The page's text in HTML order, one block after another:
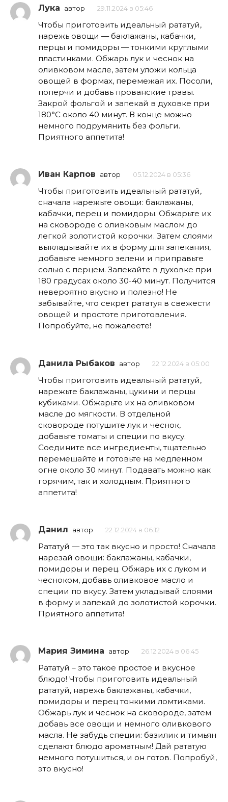
Лука автор 29.11.2024 в 05:46
Чтобы приготовить идеальный рататуй,
нарежь овощи — баклажаны, кабачки,
перцы и помидоры — тонкими круглыми
пластинками. Обжарь лук и чеснок на
оливковом масле, затем уложи кольца
овощей в формах, перемежая их. Посоли,
поперчи и добавь прованские травы.
Закрой фольгой и запекай в духовке при
180°C около 40 минут. В конце можно
немного подрумянить без фольги.
Приятного аппетита!
Иван Карпов автор 05.12.2024 в 05:36
Чтобы приготовить идеальный рататуй,
сначала нарежьте овощи: баклажаны,
кабачки, перец и помидоры. Обжарьте их
на сковороде с оливковым маслом до
легкой золотистой корочки. Затем слоями
выкладывайте их в форму для запекания,
добавьте немного зелени и приправьте
солью с перцем. Запекайте в духовке при
180 градусах около 30-40 минут. Получится
невероятно вкусно и полезно! Не
забывайте, что секрет рататуя в свежести
овощей и простоте приготовления.
Попробуйте, не пожалеете!
Данила Рыбаков автор 22.12.2024 в 05:00
Чтобы приготовить идеальный рататуй,
нарежьте баклажаны, цукини и перцы
кубиками. Обжарьте их на оливковом
масле до мягкости. В отдельной
сковороде потушите лук и чеснок,
добавьте томаты и специи по вкусу.
Соедините все ингредиенты, тщательно
перемешайте и готовьте на медленном
огне около 30 минут. Подавать можно как
горячим, так и холодным. Приятного
аппетита!
Данил автор 22.12.2024 в 06:12
Рататуй — это так вкусно и просто! Сначала
нарезай овощи: баклажаны, кабачки,
помидоры и перец. Обжарь их с луком и
чесноком, добавь оливковое масло и
специи по вкусу. Затем укладывай слоями
в форму и запекай до золотистой корочки.
Приятного аппетита!
Мария Зимина автор 26.12.2024 в 06:45
Рататуй – это такое простое и вкусное
блюдо! Чтобы приготовить идеальный
рататуй, нарежь баклажаны, кабачки,
помидоры и перец тонкими ломтиками.
Обжарь лук и чеснок на сковороде, затем
добавь все овощи и немного оливкового
масла. Не забудь специи: базилик и тимьян
сделают блюдо ароматным! Дай рататую
немного потушиться, и он готов. Попробуй,
это вкусно!